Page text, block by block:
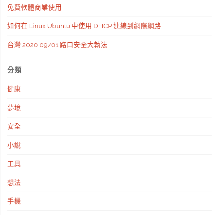
免費軟體商業使用
如何在 Linux Ubuntu 中使用 DHCP 連線到網際網路
台灣 2020 09/01 路口安全大執法
分類
健康
夢境
安全
小說
工具
想法
手機